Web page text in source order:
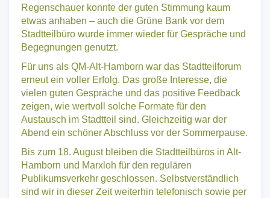
Regenschauer konnte der guten Stimmung kaum
etwas anhaben – auch die Grüne Bank vor dem
Stadtteilbüro wurde immer wieder für Gespräche und
Begegnungen genutzt.
Für uns als QM-Alt-Hamborn war das Stadtteilforum
erneut ein voller Erfolg. Das große Interesse, die
vielen guten Gespräche und das positive Feedback
zeigen, wie wertvoll solche Formate für den
Austausch im Stadtteil sind. Gleichzeitig war der
Abend ein schöner Abschluss vor der Sommerpause.
Bis zum 18. August bleiben die Stadtteilbüros in Alt-
Hamborn und Marxloh für den regulären
Publikumsverkehr geschlossen. Selbstverständlich
sind wir in dieser Zeit weiterhin telefonisch sowie per